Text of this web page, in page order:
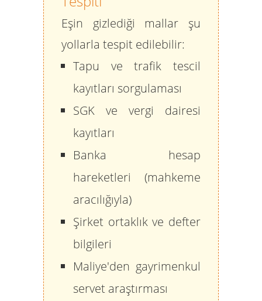
Eşin gizlediği mallar şu
yollarla tespit edilebilir:
Tapu ve trafik tescil
kayıtları sorgulaması
SGK ve vergi dairesi
kayıtları
Banka hesap
hareketleri (mahkeme
aracılığıyla)
Şirket ortaklık ve defter
bilgileri
Maliye'den gayrimenkul
servet araştırması